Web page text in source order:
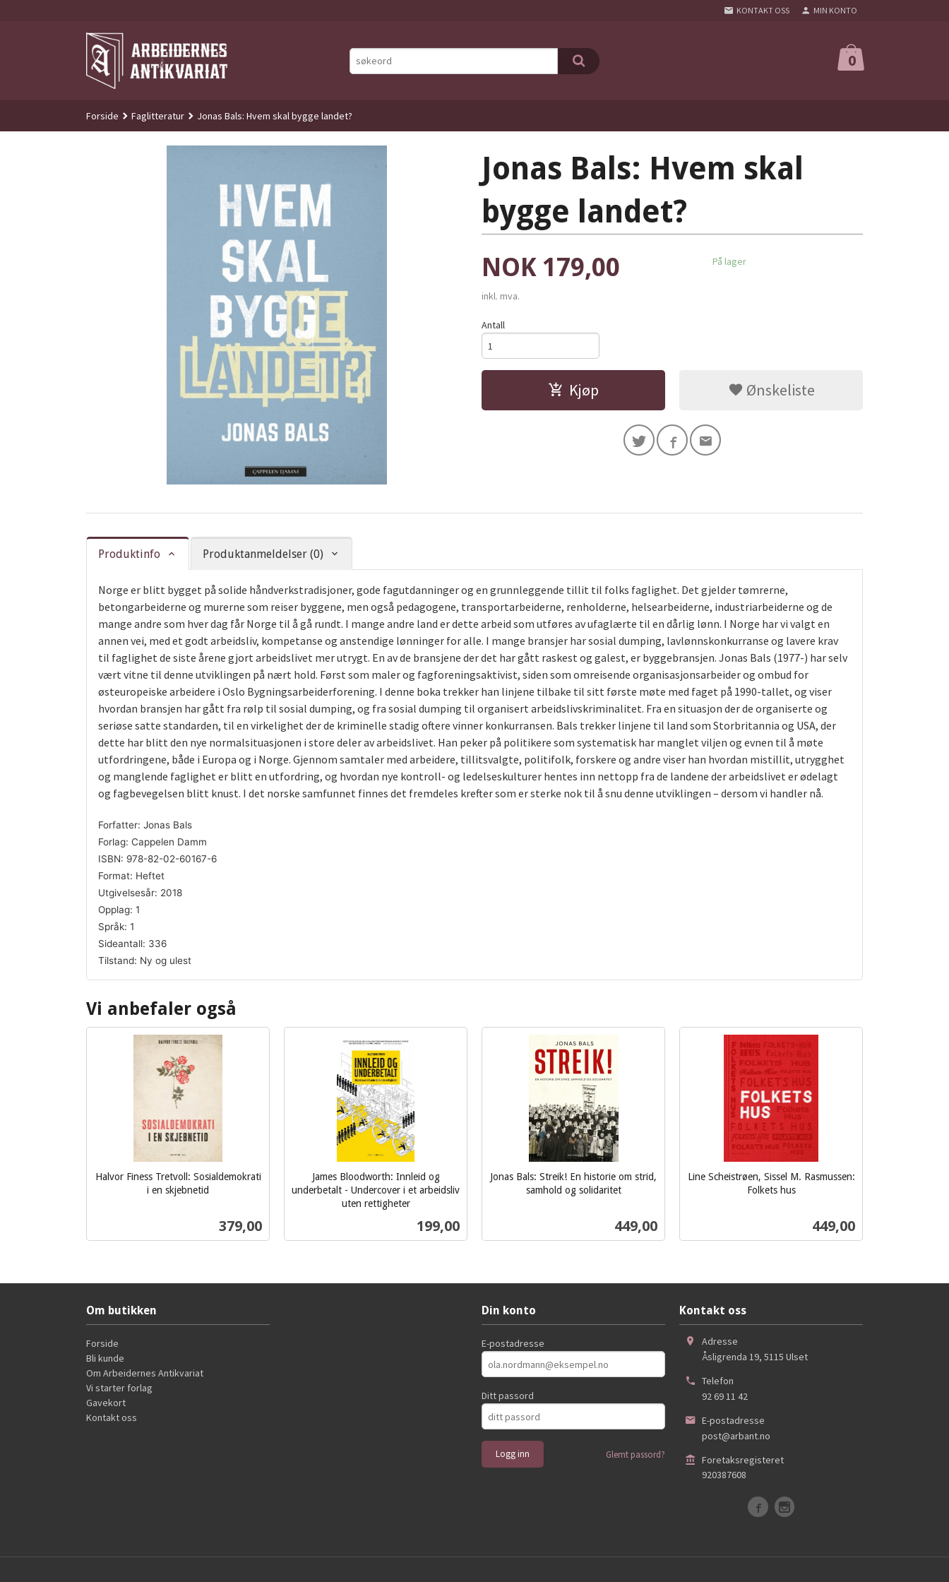
KONTAKT OSS MIN KONTO
0
Forside Faglitteratur Jonas Bals: Hvem skal bygge landet?
Jonas Bals: Hvem skal
bygge landet?
Pris
NOK 179,00
inkl. mva.
På lager
Antall
Kjøp Ønskeliste
Produktinfo Produktanmeldelser (0)
Norge er blitt bygget på solide håndverkstradisjoner, gode fagutdanninger og en grunnleggende tillit til folks faglighet. Det gjelder tømrerne,
betongarbeiderne og murerne som reiser byggene, men også pedagogene, transportarbeiderne, renholderne, helsearbeiderne, industriarbeiderne og de
mange andre som hver dag får Norge til å gå rundt. I mange andre land er dette arbeid som utføres av ufaglærte til en dårlig lønn. I Norge har vi valgt en
annen vei, med et godt arbeidsliv, kompetanse og anstendige lønninger for alle. I mange bransjer har sosial dumping, lavlønnskonkurranse og lavere krav
til faglighet de siste årene gjort arbeidslivet mer utrygt. En av de bransjene der det har gått raskest og galest, er byggebransjen. Jonas Bals (1977-) har selv
vært vitne til denne utviklingen på nært hold. Først som maler og fagforeningsaktivist, siden som omreisende organisasjonsarbeider og ombud for
østeuropeiske arbeidere i Oslo Bygningsarbeiderforening. I denne boka trekker han linjene tilbake til sitt første møte med faget på 1990-tallet, og viser
hvordan bransjen har gått fra rølp til sosial dumping, og fra sosial dumping til organisert arbeidslivskriminalitet. Fra en situasjon der de organiserte og
seriøse satte standarden, til en virkelighet der de kriminelle stadig oftere vinner konkurransen. Bals trekker linjene til land som Storbritannia og USA, der
dette har blitt den nye normalsituasjonen i store deler av arbeidslivet. ­­Han peker på politikere som systematisk har manglet viljen og evnen til å møte
utfordringene, både i Europa og i Norge. Gjennom samtaler med arbeidere, tillitsvalgte, politifolk, forskere og andre viser han hvordan mistillit, utrygghet
og manglende faglighet er blitt en utfordring, og hvordan nye kontroll- og ledelseskulturer hentes inn nettopp fra de landene der arbeidslivet er ødelagt
og fagbevegelsen blitt knust. I det norske samfunnet finnes det fremdeles krefter som er sterke nok til å snu denne utviklingen – dersom vi handler nå.
Forfatter: Jonas Bals
Forlag: Cappelen Damm
ISBN: 978-82-02-60167-6
Format: Heftet
Utgivelsesår: 2018
Opplag: 1
Språk: 1
Sideantall: 336
Tilstand: Ny og ulest
Vi anbefaler også
Halvor Finess Tretvoll: Sosialdemokrati
i en skjebnetid
Pris
379,00
James Bloodworth: Innleid og
underbetalt - Undercover i et arbeidsliv
uten rettigheter
Pris
199,00
Jonas Bals: Streik! En historie om strid,
samhold og solidaritet
Pris
449,00
Line Scheistrøen, Sissel M. Rasmussen:
Folkets hus
Pris
449,00
Om butikken
Forside
Bli kunde
Om Arbeidernes Antikvariat
Vi starter forlag
Gavekort
Kontakt oss
Din konto
E-postadresse
Ditt passord
Glemt passord?
Kontakt oss
Adresse
Åsligrenda 19, 5115 Ulset
Telefon
92 69 11 42
E-postadresse
post@arbant.no
Foretaksregisteret
920387608